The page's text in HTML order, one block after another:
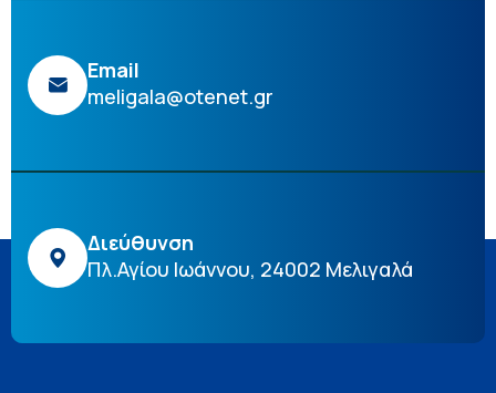
Email
meligala@otenet.gr
Διεύθυνση
Πλ.Αγίου Ιωάννου, 24002 Μελιγαλά